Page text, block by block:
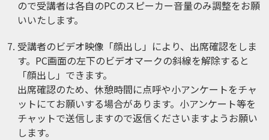
ので受講者は各自のPCのスピーカー音量のみ調整をお願
いいたします。
受講者のビデオ映像「顔出し」により、出席確認をしま
す。PC画面の左下のビデオマークの斜線を解除すると
「顔出し」できます。
出席確認のため、休憩時間に点呼や小アンケートをチャ
ットにてお願いする場合があります。小アンケート等を
チャットで送信しますので返信くださいますようお願い
します。